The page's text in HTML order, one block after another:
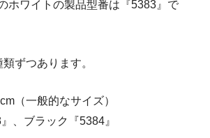
ホワイトの製品型番は『5383』で
ずつあります。
（一般的なサイズ）
、ブラック『5384』